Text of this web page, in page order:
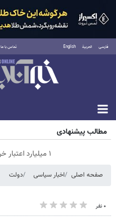
فارسی العربية English تماس با ما
جمعه ۱۶ مرداد ۱۴۰۵
مطالب پیشنهادی
۱ میلیارد اعتبار خرید طلا | بدون ضامن و چک
صفحه اصلی اخبار سیاسی دولت
۰ نفر